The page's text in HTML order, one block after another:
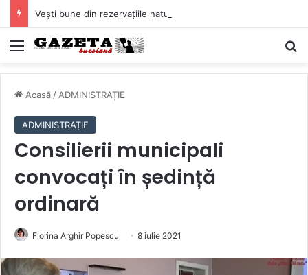
Mediu
Acasă / ADMINISTRAȚIE
ADMINISTRAȚIE
Consilierii municipali
convocați în ședință
ordinară
Florina Arghir Popescu 8 iulie 2021